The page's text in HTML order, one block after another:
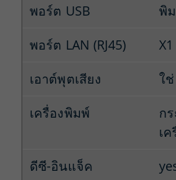
พอร์ต USB
พิ
พอร์ต LAN (RJ45)
X1
เอาต์พุตเสียง
ใช่
เครื่องพิมพ์
ก
เ
ดีซี-อินแจ็ค